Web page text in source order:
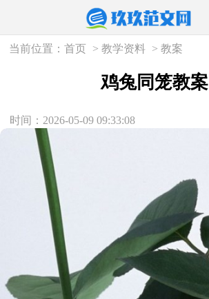
当前位置：首页 >教学资料 >教案
鸡兔同笼教案
时间：2026-05-09 09:33:08